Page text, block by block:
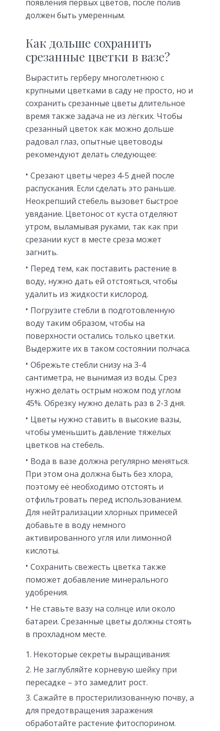
появления первых цветов, после полив
должен быть умеренным.
Как дольше сохранить
срезанные цветки в вазе?
Вырастить герберу многолетнюю с
крупными цветками в саду не просто, но и
сохранить срезанные цветы длительное
время также задача не из лёгких. Чтобы
срезанный цветок как можно дольше
радовал глаз, опытные цветоводы
рекомендуют делать следующее:
Срезают цветы через 4-5 дней после
распускания. Если сделать это раньше.
Неокрепший стебель вызовет быстрое
увядание. Цветонос от куста отделяют
утром, выламывая руками, так как при
срезании куст в месте среза может
загнить.
Перед тем, как поставить растение в
воду, нужно дать ей отстояться, чтобы
удалить из жидкости кислород.
Погрузите стебли в подготовленную
воду таким образом, чтобы на
поверхности остались только цветки.
Выдержите их в таком состоянии полчаса.
Обрежьте стебли снизу на 3-4
сантиметра, не вынимая из воды. Срез
нужно делать острым ножом под углом
45%. Обрезку нужно делать раз в 2-3 дня.
Цветы нужно ставить в высокие вазы,
чтобы уменьшить давление тяжелых
цветков на стебель.
Вода в вазе должна регулярно меняться.
При этом она должна быть без хлора,
поэтому её необходимо отстоять и
отфильтровать перед использованием.
Для нейтрализации хлорных примесей
добавьте в воду немного
активированного угля или лимонной
кислоты.
Сохранить свежесть цветка также
поможет добавление минерального
удобрения.
Не ставьте вазу на солнце или около
батареи. Срезанные цветы должны стоять
в прохладном месте.
Некоторые секреты выращивания:
Не заглубляйте корневую шейку при
пересадке – это замедлит рост.
Сажайте в простерилизованную почву, а
для предотвращения заражения
обработайте растение фитоспорином.